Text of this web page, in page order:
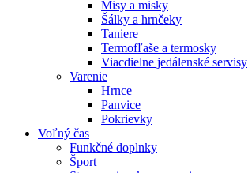
Misy a misky
Šálky a hrnčeky
Taniere
Termofľaše a termosky
Viacdielne jedálenské servisy
Varenie
Hrnce
Panvice
Pokrievky
Voľný čas
Funkčné doplnky
Šport